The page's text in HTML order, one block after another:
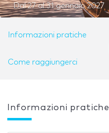
Dal27al31 gennaio 2027
Informazioni pratiche
Come raggiungerci
Informazioni pratiche